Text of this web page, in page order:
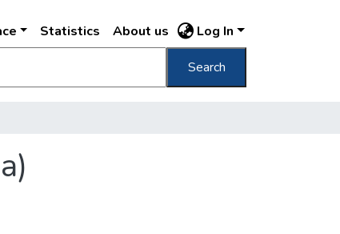
Statistics About us Log In
Search